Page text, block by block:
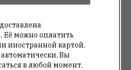
Её можно оплатить
иностранной картой.
Вы
в любой момент.